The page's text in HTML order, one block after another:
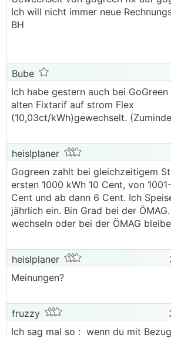
Ich will nicht immer neue
BH
Bube
Ich habe gestern auch bei
alten Fixtarif auf strom Flex
(10,03ct/kWh)gewechselt.
heislplaner
Gogreen zahlt bei gleichzeitigem
ersten 1000 kWh 10 Cent, von
Cent und ab dann 6 Cent. Ich
jährlich ein. Bin Grad bei der
wechseln oder bei der ÖMAG
heislplaner
Meinungen?
fruzzy
Ich sag mal so : wenn du mit